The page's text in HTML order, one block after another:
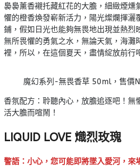
裊裊薰香襯托藏紅花的大膽，細緻煙燻
懼的橙香煥發嶄新活力，陽光燦爛揮灑
鋪，假如日光也能夠無畏地出現並熱烈
無所畏懼的勇氣之水，無論天氣，海灘
裡，所以，在這個夏天，盡情綻放前行
魔幻系列-無畏香草 50ml，售價
香氛配方：聆聽內心，放膽追逐吧！無
活大膽而喧鬧！
LIQUID LOVE 熾烈玫瑰
警語：小心，您可能即將墜入愛河，來